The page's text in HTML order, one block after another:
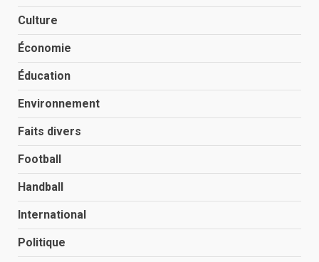
Culture
Économie
Éducation
Environnement
Faits divers
Football
Handball
International
Politique